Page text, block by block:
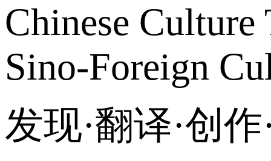
Chinese
Sino-Foreign
发现·翻译·创